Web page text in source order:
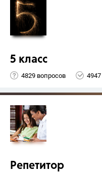
5 класс
4829 вопросов 4947
Репетитор